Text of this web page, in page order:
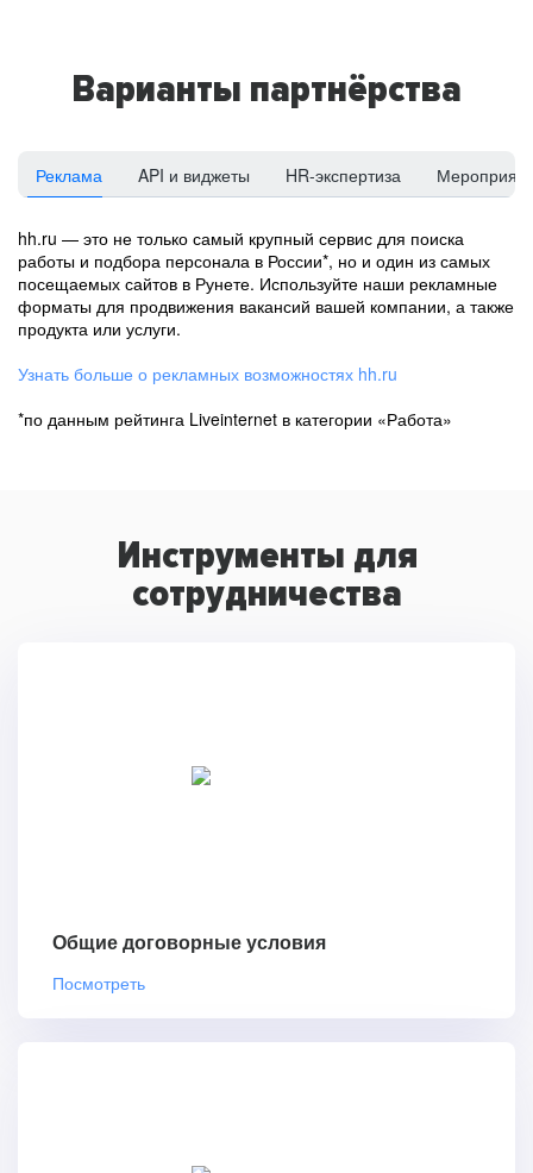
Варианты партнёрства
Реклама API и виджеты HR-экспертиза
hh.ru — это не только самый крупный сервис для поиска
работы и подбора персонала в России*, но и один из самых
посещаемых сайтов в Рунете. Используйте наши рекламные
форматы для продвижения вакансий вашей компании, а также
продукта или услуги.
Узнать больше о рекламных возможностях hh.ru
*по данным рейтинга Liveinternet в категории «Работа»
Инструменты для
сотрудничества
Общие договорные условия
Посмотреть